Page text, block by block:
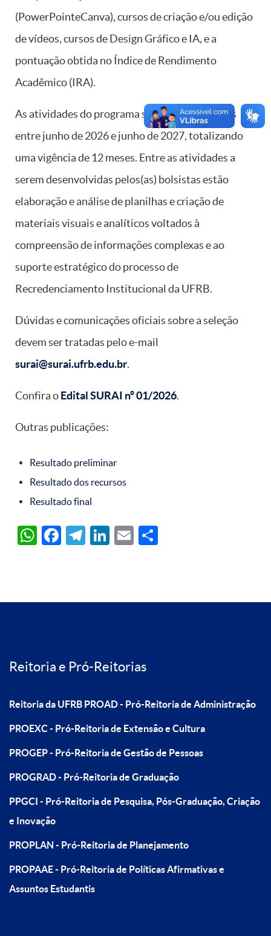
(PowerPointeCanva), cursos de criação e/ou edição
de vídeos, cursos de Design Gráfico e IA, e a
pontuação obtida no Índice de Rendimento
Acadêmico (IRA).
As atividades do programa serão desenvolvidas
entre junho de 2026 e junho de 2027, totalizando
uma vigência de 12 meses. Entre as atividades a
serem desenvolvidas pelos(as) bolsistas estão
elaboração e análise de planilhas e criação de
materiais visuais e analíticos voltados à
compreensão de informações complexas e ao
suporte estratégico do processo de
Recredenciamento Institucional da UFRB.
Dúvidas e comunicações oficiais sobre a seleção
devem ser tratadas pelo e-mail
surai@surai.ufrb.edu.br.
Confira oEdital SURAI nº 01/2026.
Outras publicações:
Resultado preliminar
Resultado dos recursos
Resultado final
WhatsApp
Facebook
Telegram
LinkedIn
Email
Reitoria e Pró-Reitorias
Reitoria da UFRB PROAD - Pró-Reitoria de Administração
PROEXC - Pró-Reitoria de Extensão e Cultura
PROGEP - Pró-Reitoria de Gestão de Pessoas
PROGRAD - Pró-Reitoria de Graduação
PPGCI - Pró-Reitoria de Pesquisa, Pós-Graduação, Criação
e Inovação
PROPLAN - Pró-Reitoria de Planejamento
PROPAAE - Pró-Reitoria de Políticas Afirmativas e
Assuntos Estudantis